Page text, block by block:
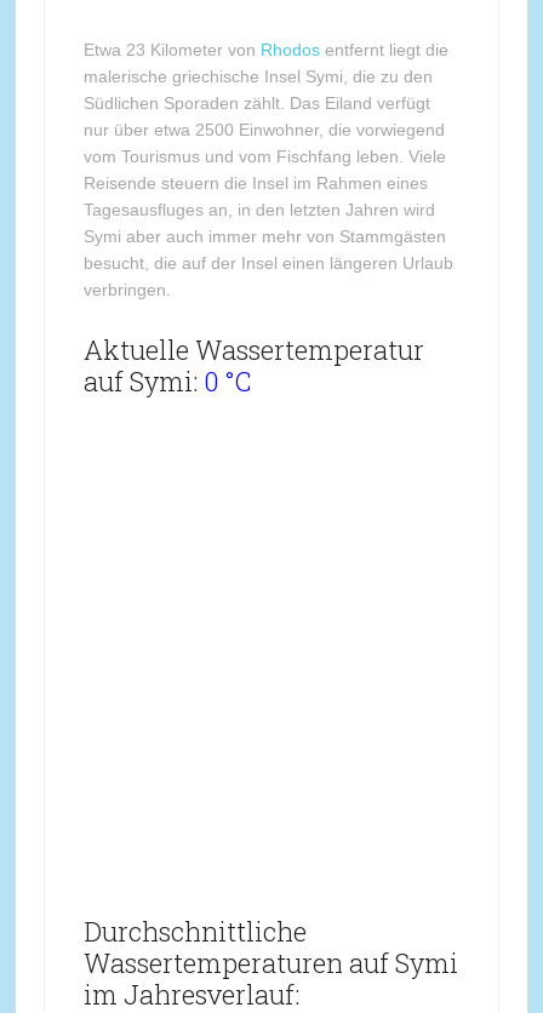
Etwa 23 Kilometer von Rhodosentfernt liegt die
malerische griechische Insel Symi, die zu den
Südlichen Sporaden zählt. Das Eiland verfügt
nur über etwa 2500 Einwohner, die vorwiegend
vom Tourismus und vom Fischfang leben. Viele
Reisende steuern die Insel im Rahmen eines
Tagesausfluges an, in den letzten Jahren wird
Symi aber auch immer mehr von Stammgästen
besucht, die auf der Insel einen längeren Urlaub
verbringen.
Aktuelle Wassertemperatur
auf Symi: 0 °C
Durchschnittliche
Wassertemperaturen auf Symi
im Jahresverlauf: